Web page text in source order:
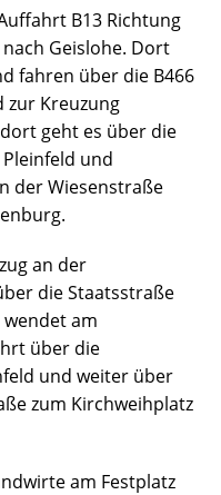
B13 Richtung
Geislohe. Dort
fahren über die B466
zur Kreuzung
geht es über die
und
der Wiesenstraße
an der
die Staatsstraße
wendet am
über die
und weiter über
zum Kirchweihplatz
am Festplatz